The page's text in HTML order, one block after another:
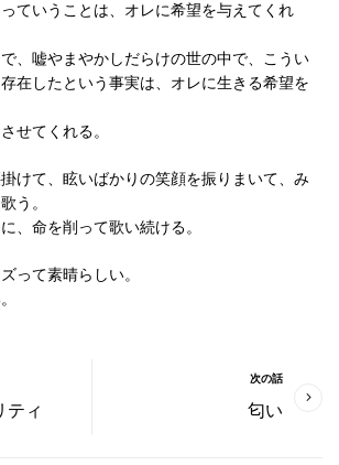
ていうことは、オレに希望を与えてくれ
、嘘やまやかしだらけの世の中で、こうい
在したという事実は、オレに生きる希望を
せてくれる。
けて、眩いばかりの笑顔を振りまいて、み
う。
、命を削って歌い続ける。
って素晴らしい。
ティ
次の話
匂い